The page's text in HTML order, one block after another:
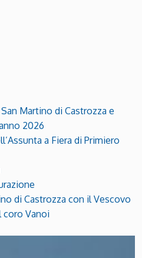
Martino di Castrozza e
2026
a Fiera di Primiero
di Castrozza con il Vescovo
coro Vanoi